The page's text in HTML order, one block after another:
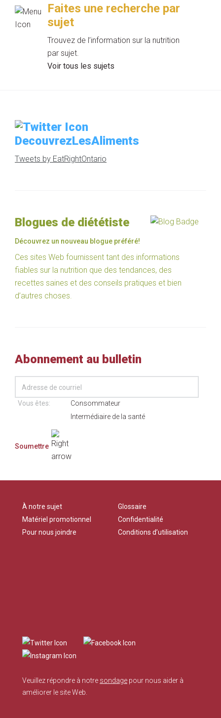
Faites une recherche par
sujet
Trouvez de l’information sur la nutrition
par sujet.
Voir tous les sujets
DecouvrezLesAliments
Tweets by EatRightOntario
Blogues de diététiste
Découvrez un nouveau blogue préféré!
Ces sites Web fournissent tant des informations
fiables sur la nutrition que des tendances, des
recettes saines et des conseils pratiques et bien
d’autres choses.
Abonnement au bulletin
Vous êtes:
Consommateur
Intermédiaire de la santé
À notre sujet
Matériel promotionnel
Pour nous joindre
Glossaire
Confidentialité
Conditions d’utilisation
Veuillez répondre à notre sondage pour nous aider à
améliorer le site Web.